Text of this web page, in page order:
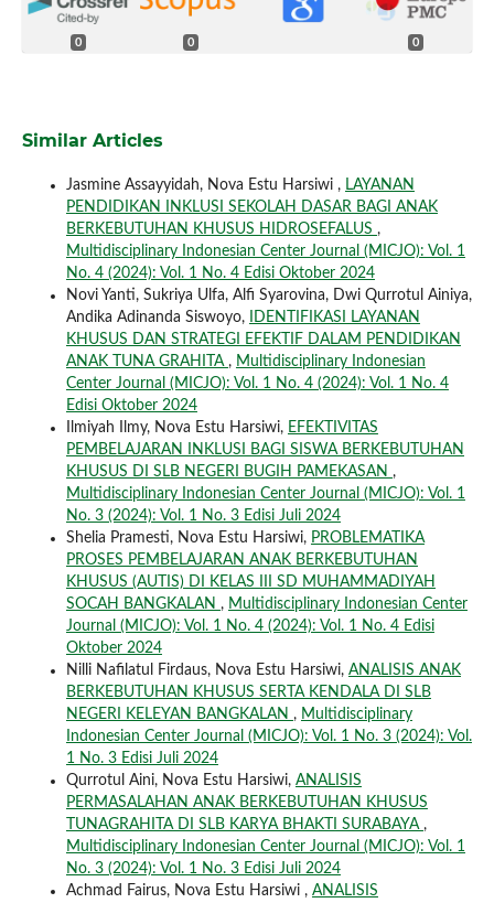
0 0 0
Similar Articles
Jasmine Assayyidah, Nova Estu Harsiwi , LAYANAN
PENDIDIKAN INKLUSI SEKOLAH DASAR BAGI ANAK
BERKEBUTUHAN KHUSUS HIDROSEFALUS ,
Multidisciplinary Indonesian Center Journal (MICJO): Vol. 1
No. 4 (2024): Vol. 1 No. 4 Edisi Oktober 2024
Novi Yanti, Sukriya Ulfa, Alfi Syarovina, Dwi Qurrotul Ainiya,
Andika Adinanda Siswoyo,
IDENTIFIKASI LAYANAN
KHUSUS DAN STRATEGI EFEKTIF DALAM PENDIDIKAN
ANAK TUNA GRAHITA , Multidisciplinary Indonesian
Center Journal (MICJO): Vol. 1 No. 4 (2024): Vol. 1 No. 4
Edisi Oktober 2024
Ilmiyah Ilmy, Nova Estu Harsiwi, EFEKTIVITAS
PEMBELAJARAN INKLUSI BAGI SISWA BERKEBUTUHAN
KHUSUS DI SLB NEGERI BUGIH PAMEKASAN ,
Multidisciplinary Indonesian Center Journal (MICJO): Vol. 1
No. 3 (2024): Vol. 1 No. 3 Edisi Juli 2024
Shelia Pramesti, Nova Estu Harsiwi, PROBLEMATIKA
PROSES PEMBELAJARAN ANAK BERKEBUTUHAN
KHUSUS (AUTIS) DI KELAS III SD MUHAMMADIYAH
SOCAH BANGKALAN , Multidisciplinary Indonesian Center
Journal (MICJO): Vol. 1 No. 4 (2024): Vol. 1 No. 4 Edisi
Oktober 2024
Nilli Nafilatul Firdaus, Nova Estu Harsiwi, ANALISIS ANAK
BERKEBUTUHAN KHUSUS SERTA KENDALA DI SLB
NEGERI KELEYAN BANGKALAN , Multidisciplinary
Indonesian Center Journal (MICJO): Vol. 1 No. 3 (2024): Vol.
1 No. 3 Edisi Juli 2024
Qurrotul Aini, Nova Estu Harsiwi, ANALISIS
PERMASALAHAN ANAK BERKEBUTUHAN KHUSUS
TUNAGRAHITA DI SLB KARYA BHAKTI SURABAYA ,
Multidisciplinary Indonesian Center Journal (MICJO): Vol. 1
No. 3 (2024): Vol. 1 No. 3 Edisi Juli 2024
Achmad Fairus, Nova Estu Harsiwi , ANALISIS